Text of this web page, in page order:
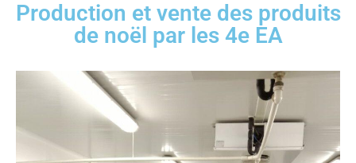
Production et vente des produits
de noël par les 4e EA